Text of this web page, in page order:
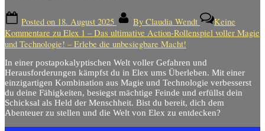
Posted on 18. August 2025 By Claudia Wendt
Keine
Kommentare zu Elex 1 – Das ultimative Action-Rollenspiel voller Magie
und Technologie! – Erlebe die unbesiegbare Macht!
In einer postapokalyptischen Welt voller Gefahren und
Herausforderungen kämpfst du in Elex ums Überleben. Mit einer
einzigartigen Kombination aus Magie und Technologie verbesserst
du deine Fähigkeiten, besiegst mächtige Feinde und erfüllst dein
Schicksal als Held der Menschheit. Bist du bereit, dich dem
Abenteuer zu stellen und die Welt von Elex zu entdecken?